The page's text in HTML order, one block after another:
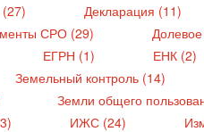
Декларация (11)
СРО (29)
Долевое
ЕГРН (1)
ЕНК (2)
Земельный контроль (14)
Земли общего
ИЖС (24)